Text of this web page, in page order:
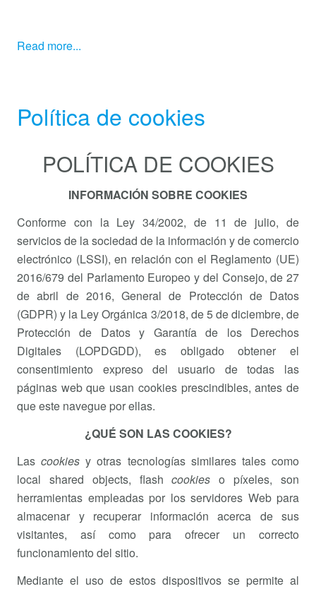
Read more...
Política de cookies
POLÍTICA DE COOKIES
INFORMACIÓN SOBRE COOKIES
Conforme con la Ley 34/2002, de 11 de julio, de
servicios de la sociedad de la información y de comercio
electrónico (LSSI), en relación con el Reglamento (UE)
2016/679 del Parlamento Europeo y del Consejo, de 27
de abril de 2016, General de Protección de Datos
(GDPR) y la Ley Orgánica 3/2018, de 5 de diciembre, de
Protección de Datos y Garantía de los Derechos
Digitales (LOPDGDD), es obligado obtener el
consentimiento expreso del usuario de todas las
páginas web que usan cookies prescindibles, antes de
que este navegue por ellas.
¿QUÉ SON LAS COOKIES?
Lascookiesy otras tecnologías similares tales como
local shared objects, flashcookieso píxeles, son
herramientas empleadas por los servidores Web para
almacenar y recuperar información acerca de sus
visitantes, así como para ofrecer un correcto
funcionamiento del sitio.
Mediante el uso de estos dispositivos se permite al